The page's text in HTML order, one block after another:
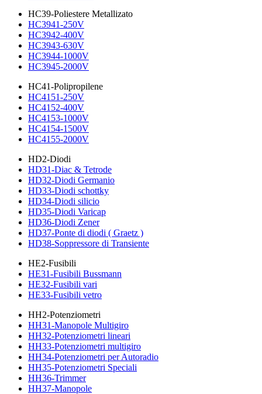
HC39-Poliestere Metallizato
HC3941-250V
HC3942-400V
HC3943-630V
HC3944-1000V
HC3945-2000V
HC41-Polipropilene
HC4151-250V
HC4152-400V
HC4153-1000V
HC4154-1500V
HC4155-2000V
HD2-Diodi
HD31-Diac & Tetrode
HD32-Diodi Germanio
HD33-Diodi schottky
HD34-Diodi silicio
HD35-Diodi Varicap
HD36-Diodi Zener
HD37-Ponte di diodi ( Graetz )
HD38-Soppressore di Transiente
HE2-Fusibili
HE31-Fusibili Bussmann
HE32-Fusibili vari
HE33-Fusibili vetro
HH2-Potenziometri
HH31-Manopole Multigiro
HH32-Potenziometri lineari
HH33-Potenziometri multigiro
HH34-Potenziometri per Autoradio
HH35-Potenziometri Speciali
HH36-Trimmer
HH37-Manopole